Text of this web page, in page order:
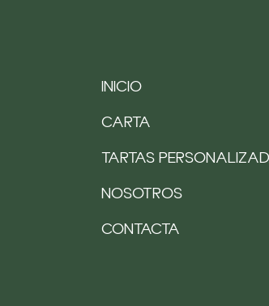
INICIO
CARTA
TARTAS
NOSOTROS
CONTACTA